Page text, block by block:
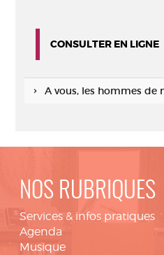
CONSULTER EN LIGNE
A vous, les hommes de
NOS RUBRIQUES
Services & infos pratiques
Agenda
Musique